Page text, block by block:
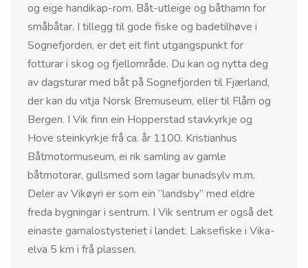
og eige handikap-rom. Båt-utleige og båthamn for
småbåtar. I tillegg til gode fiske og badetilhøve i
Sognefjorden, er det eit fint utgangspunkt for
fotturar i skog og fjellområde. Du kan og nytta deg
av dagsturar med båt på Sognefjorden til Fjærland,
der kan du vitja Norsk Bremuseum, eller til Flåm og
Bergen. I Vik finn ein Hopperstad stavkyrkje og
Hove steinkyrkje frå ca. år 1100. Kristianhus
Båtmotormuseum, ei rik samling av gamle
båtmotorar, gullsmed som lagar bunadsylv m.m.
Deler av Vikøyri er som ein ”landsby” med eldre
freda bygningar i sentrum. I Vik sentrum er også det
einaste gamalostysteriet i landet. Laksefiske i Vika-
elva 5 km i frå plassen.